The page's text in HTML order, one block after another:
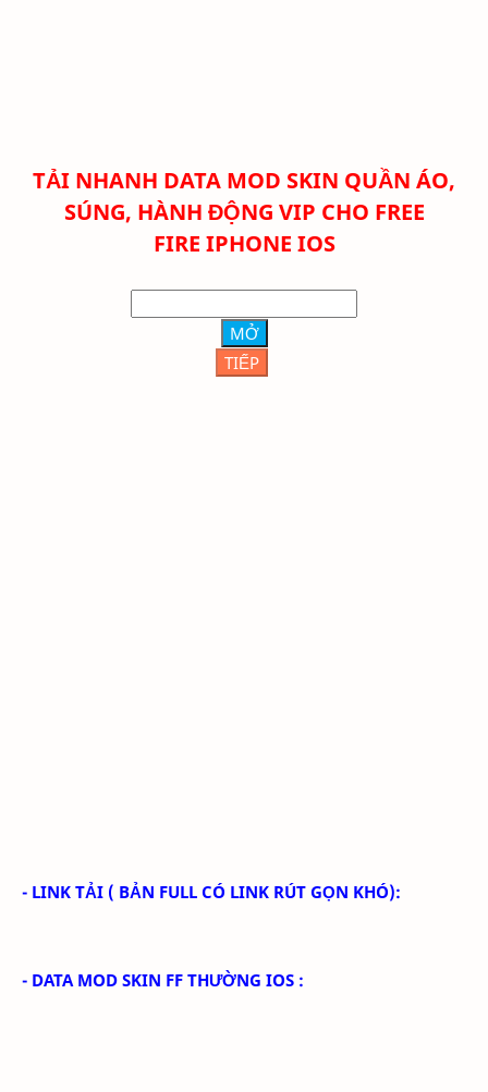
TẢI NHANH DATA MOD SKIN QUẦN ÁO,
SÚNG, HÀNH ĐỘNG VIP CHO FREE
FIRE IPHONE IOS
MỞ
TIẾP
- LINK TẢI ( BẢN FULL CÓ LINK RÚT GỌN KHÓ):
- DATA MOD SKIN FF THƯỜNG IOS :